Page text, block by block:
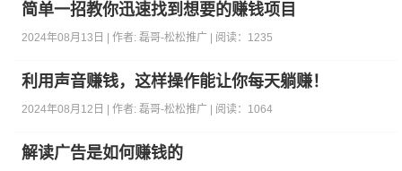
简单一招教你迅速找到想要的赚钱项目
2024年08月13日 | 作者:磊哥-松松推广 | 阅读： 1235
利用声音赚钱，这样操作能让你每天躺赚！
2024年08月12日 | 作者:磊哥-松松推广 | 阅读： 1064
解读广告是如何赚钱的